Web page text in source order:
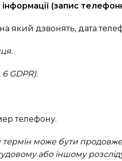
(запис
який дзвонять, дата
GDPR).
телефону.
може бути
або іншому